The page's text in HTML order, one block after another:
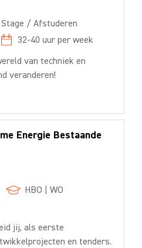
Stage / Afstuderen
32-40 uur per week
van techniek en
veranderen!
Energie Bestaande
HBO | WO
jij, als eerste
en tenders.